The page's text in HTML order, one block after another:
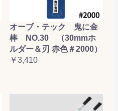
オーブ・テック 鬼に金
棒 NO.30 （30mmホ
ルダー＆刃 赤色＃2000）
￥3,410